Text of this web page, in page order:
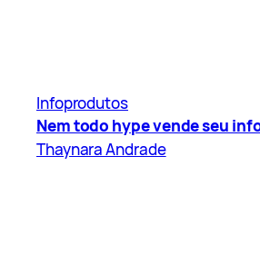
Infoprodutos
Nem todo hype vende seu
Thaynara Andrade